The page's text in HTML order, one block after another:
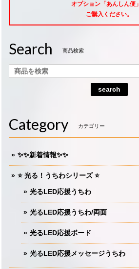
オプション「あんしん便」
ご購入ください。
Search 商品検索
search
Category カテゴリー
✨✨新着情報✨✨
⭐️ 光る！うちわシリーズ ⭐️
光るLED応援うちわ
光るLED応援うちわ/両面
光るLED応援ボード
光るLED応援メッセージうちわ